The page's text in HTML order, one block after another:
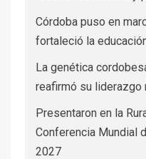
Córdoba puso en
fortaleció la
La genética
reafirmó su liderazgo
Presentaron en la
Conferencia Mundial
2027